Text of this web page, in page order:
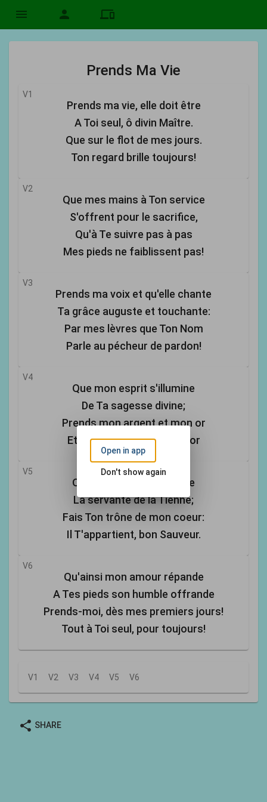
menu person devices
Prends Ma Vie
V1
Prends ma vie, elle doit être
A Toi seul, ô divin Maître.
Que sur le flot de mes jours.
Ton regard brille toujours!
V2
Que mes mains à Ton service
S'offrent pour le sacrifice,
Qu'à Te suivre pas à pas
Mes pieds ne faiblissent pas!
V3
Prends ma voix et qu'elle chante
Ta grâce auguste et touchante:
Par mes lèvres que Ton Nom
Parle au pécheur de pardon!
V4
Que mon esprit s'illumine
De Ta sagesse divine;
Prends mon argent et mon or
Et Toi seul, sois mon trésor
V5
Que ma volonté devienne
La servante de la Tienne;
Fais Ton trône de mon coeur:
Il T'appartient, bon Sauveur.
V6
Qu'ainsi mon amour répande
A Tes pieds son humble offrande
Prends-moi, dès mes premiers jours!
Tout à Toi seul, pour toujours!
V1 V2 V3 V4 V5 V6
share SHARE
Open in app
Don't show again